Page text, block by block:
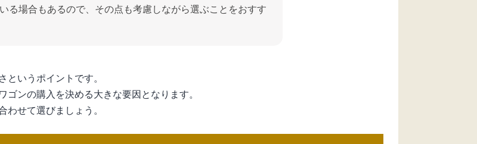
る場合もあるので、その点も考慮しながら選ぶことをおすす
いうポイントです。
ンの購入を決める大きな要因となります。
せて選びましょう。